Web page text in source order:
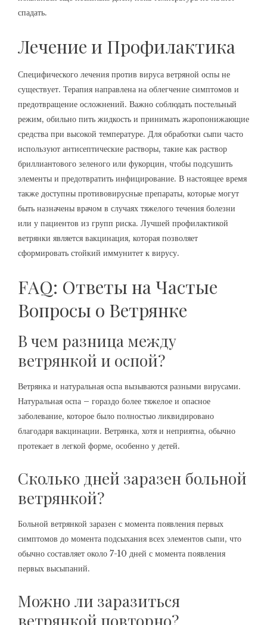
спадать.
Лечение и Профилактика
Специфического лечения против вируса ветряной оспы не
существует. Терапия направлена на облегчение симптомов и
предотвращение осложнений. Важно соблюдать постельный
режим, обильно пить жидкость и принимать жаропонижающие
средства при высокой температуре. Для обработки сыпи часто
используют антисептические растворы, такие как раствор
бриллиантового зеленого или фукорцин, чтобы подсушить
элементы и предотвратить инфицирование. В настоящее время
также доступны противовирусные препараты, которые могут
быть назначены врачом в случаях тяжелого течения болезни
или у пациентов из групп риска. Лучшей профилактикой
ветрянки является вакцинация, которая позволяет
сформировать стойкий иммунитет к вирусу.
FAQ: Ответы на Частые
Вопросы о Ветрянке
В чем разница между
ветрянкой и оспой?
Ветрянка и натуральная оспа вызываются разными вирусами.
Натуральная оспа – гораздо более тяжелое и опасное
заболевание, которое было полностью ликвидировано
благодаря вакцинации. Ветрянка, хотя и неприятна, обычно
протекает в легкой форме, особенно у детей.
Сколько дней заразен больной
ветрянкой?
Больной ветрянкой заразен с момента появления первых
симптомов до момента подсыхания всех элементов сыпи, что
обычно составляет около 7-10 дней с момента появления
первых высыпаний.
Можно ли заразиться
ветрянкой повторно?